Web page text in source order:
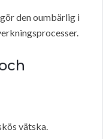
den oumbärlig i
vätska.